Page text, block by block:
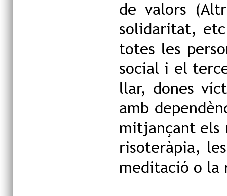
de valors
solidaritat,
totes les
social i el
llar, dones
amb
mitjançant els
risoteràpia,
meditació o la